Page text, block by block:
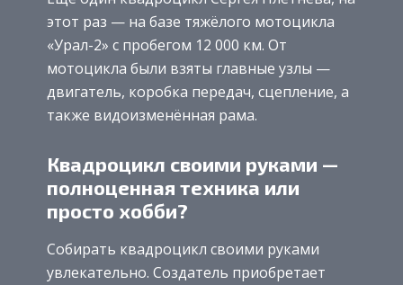
этот раз — на базе тяжёлого мотоцикла
«Урал-2» с пробегом 12 000 км. От
мотоцикла были взяты главные узлы —
двигатель, коробка передач, сцепление, а
также видоизменённая рама.
Квадроцикл своими руками —
полноценная техника или
просто хобби?
Собирать квадроцикл своими руками
увлекательно. Создатель приобретает